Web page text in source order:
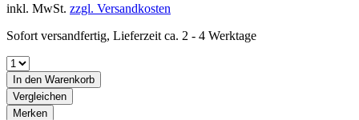
inkl. MwSt. zzgl. Versandkosten
Sofort versandfertig, Lieferzeit ca. 2 - 4 Werktage
In den Warenkorb
Vergleichen
Merken